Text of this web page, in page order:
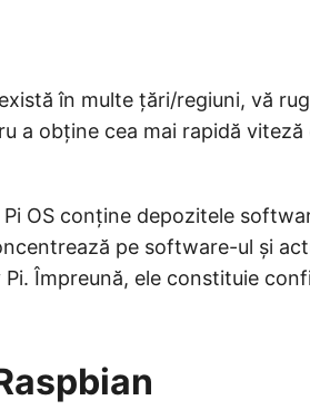
în multe țări/regiuni, vă
a obține cea mai rapidă viteză
OS conține depozitele
pe software-ul și
Împreună, ele constituie